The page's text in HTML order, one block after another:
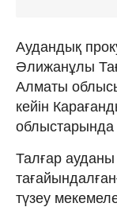
Аудандық
Әлижанұлы
Алматы
кейін
облыстарында
Талғар
түзеу